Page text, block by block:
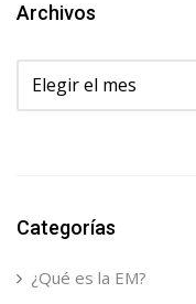
Archivos
Archivos
Categorías
¿Qué es la EM?